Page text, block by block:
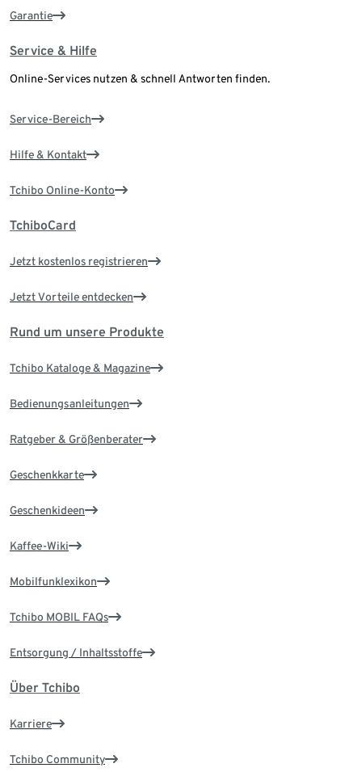
Garantie
Service & Hilfe
Online-Services nutzen & schnell Antworten finden.
Service-Bereich
Hilfe & Kontakt
Tchibo Online-Konto
TchiboCard
Jetzt kostenlos registrieren
Jetzt Vorteile entdecken
Rund um unsere Produkte
Tchibo Kataloge & Magazine
Bedienungsanleitungen
Ratgeber & Größenberater
Geschenkkarte
Geschenkideen
Kaffee-Wiki
Mobilfunklexikon
Tchibo MOBIL FAQs
Entsorgung / Inhaltsstoffe
Über Tchibo
Karriere
Tchibo Community